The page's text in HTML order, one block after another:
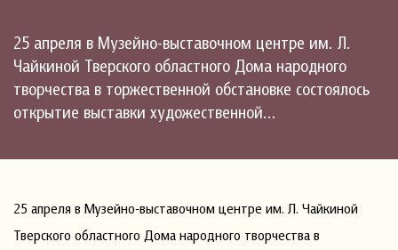
25 апреля в Музейно-выставочном центре им. Л.
Чайкиной Тверского областного Дома народного
творчества в торжественной обстановке состоялось
открытие выставки художественной…
25 апреля в Музейно-выставочном центре им. Л. Чайкиной
Тверского областного Дома народного творчества в